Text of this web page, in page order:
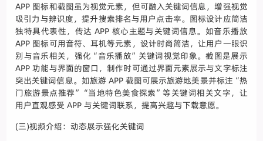
APP 图标和截图虽为视觉元素，但可融入关键词信息，增强视觉
吸引力与辨识度，提升搜索排名与用户点击率。图标设计应简洁
独特具代表性，传达 APP 核心主题与关键词信息。如音乐播放
APP 图标可用音符、耳机等元素，设计时尚简洁，让用户一眼识
别与音乐相关，强化“音乐播放”关键词视觉印象。截图是展示
APP 功能与界面的窗口，制作时可通过界面元素展示与文字标注
突出关键词信息。如旅游 APP 截图可展示旅游地美景并标注“热
门旅游景点推荐”“当地特色美食探索”等关键词相关文字，让
用户直观感受 APP 与关键词联系，提高兴趣与下载意愿。
(三)视频介绍：动态展示强化关键词